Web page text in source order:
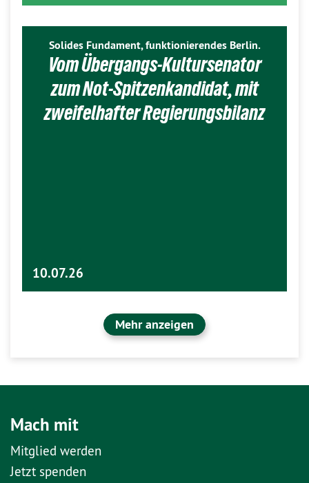
Solides Fundament, funktionierendes Berlin.
Vom Übergangs-Kultursenator
zum Not-Spitzenkandidat, mit
zweifelhafter Regierungsbilanz
10.07.26
Mehr anzeigen
Mach mit
Mitglied werden
Jetzt spenden